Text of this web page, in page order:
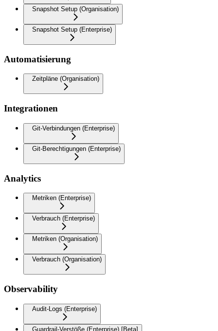
Snapshot Setup (Organisation)
Snapshot Setup (Enterprise)
Automatisierung
Zeitpläne (Organisation)
Integrationen
Git-Verbindungen (Enterprise)
Git-Berechtigungen (Enterprise)
Analytics
Metriken (Enterprise)
Verbrauch (Enterprise)
Metriken (Organisation)
Verbrauch (Organisation)
Observability
Audit-Logs (Enterprise)
Guardrail-Verstöße (Enterprise) [Beta]